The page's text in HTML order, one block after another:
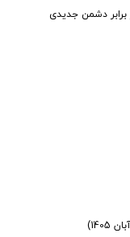
برابر دشمن جدیدی